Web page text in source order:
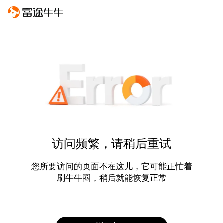
访问频繁，请稍后重试
您所要访问的页面不在这儿，它可能正忙着
刷牛牛圈，稍后就能恢复正常